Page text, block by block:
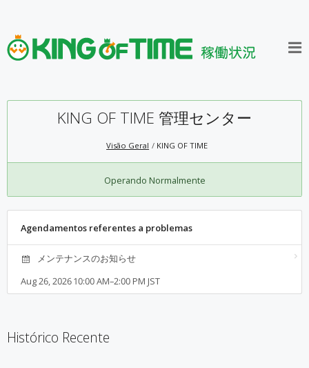
KING OF TIME 管理センター
Visão Geral KING OF TIME
Operando Normalmente
Agendamentos referentes a problemas
メンテナンスのお知らせ
Aug 26, 2026 10:00 AM–2:00 PM JST
Histórico Recente